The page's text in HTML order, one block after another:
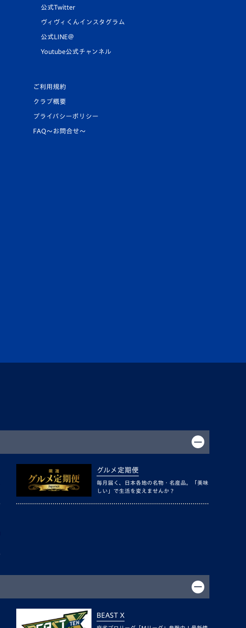
公式Twitter
ヴィヴィくんインスタグラム
公式LINE＠
Youtube公式チャンネル
ご利用規約
クラブ概要
プライバシーポリシー
FAQ〜お問合せ〜
グルメ定期便
毎月届く、日本各地の名物・名産品。「美味
しい」で生活を変えませんか？
BEAST X